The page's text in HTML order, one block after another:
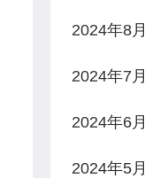
2024年8月
2024年7月
2024年6月
2024年5月